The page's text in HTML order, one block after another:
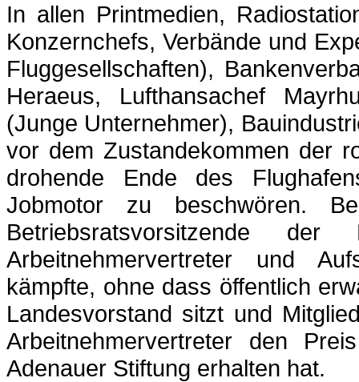
In allen Printmedien,
Konzernchefs, Verbände und
Fluggesellschaften),
Heraeus, Lufthansachef
(Junge Unternehmer),
vor dem Zustandekommen der
drohende Ende des
Jobmotor zu beschwören.
Betriebsratsvorsitzende der
Arbeitnehmervertreter und
kämpfte, ohne dass öffentlich
Landesvorstand sitzt und
Arbeitnehmervertreter den
Adenauer Stiftung erhalten hat.